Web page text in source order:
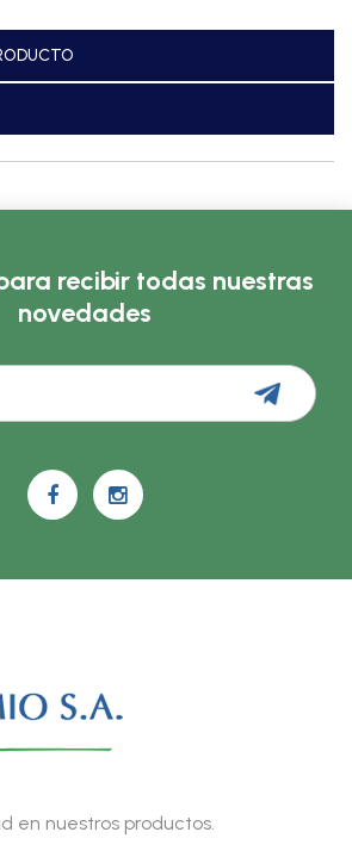
recibir todas nuestras
novedades
en nuestros productos.